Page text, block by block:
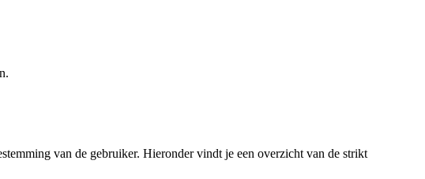
van de gebruiker. Hieronder vindt je een overzicht van de strikt